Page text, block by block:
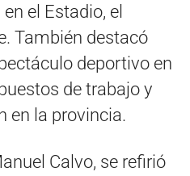
el Estadio, el
También destacó
deportivo en
de trabajo y
en la provincia.
Calvo, se refirió